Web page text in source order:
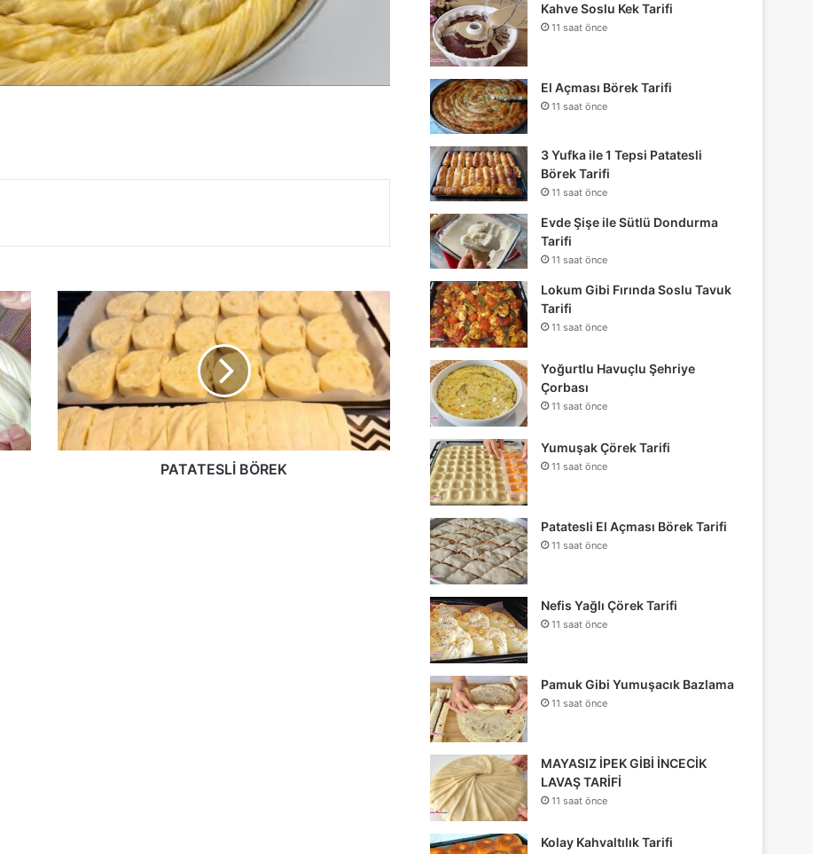
PATATESLİ
BÖREK
PATATESLİ BÖREK
Kahve Soslu Kek Tarifi
11 saat önce
El Açması Börek Tarifi
11 saat önce
3 Yufka ile 1 Tepsi Patatesli
Börek Tarifi
11 saat önce
Evde Şişe ile Sütlü Dondurma
Tarifi
11 saat önce
Lokum Gibi Fırında Soslu Tavuk
Tarifi
11 saat önce
Yoğurtlu Havuçlu Şehriye
Çorbası
11 saat önce
Yumuşak Çörek Tarifi
11 saat önce
Patatesli El Açması Börek Tarifi
11 saat önce
Nefis Yağlı Çörek Tarifi
11 saat önce
Pamuk Gibi Yumuşacık Bazlama
11 saat önce
MAYASIZ İPEK GİBİ İNCECİK
LAVAŞ TARİFİ
11 saat önce
Kolay Kahvaltılık Tarifi